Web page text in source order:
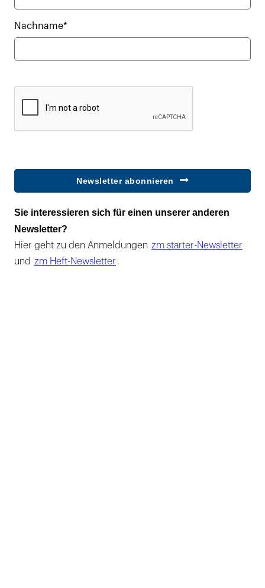
Nachname*
Newsletter abonnieren
Sie interessieren sich für einen unserer anderen
Newsletter?
Hier geht zu den Anmeldungen zm starter-Newsletter
und zm Heft-Newsletter .